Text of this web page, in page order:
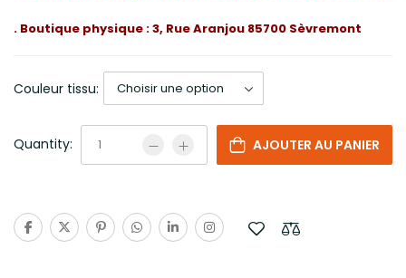
. Boutique physique : 3, Rue Aranjou 85700 Sèvremont
Couleur tissu:
Quantity: AJOUTER AU PANIER